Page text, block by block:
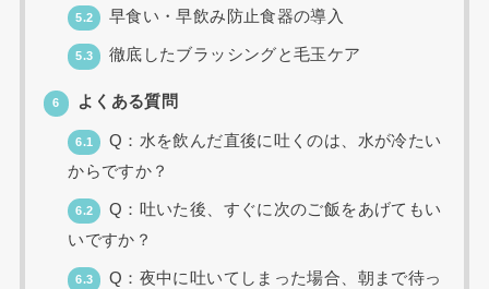
5.2 早食い・早飲み防止食器の導入
5.3 徹底したブラッシングと毛玉ケア
6 よくある質問
6.1
Q：水を飲んだ直後に吐くのは、水が冷たい
からですか？
6.2
Q：吐いた後、すぐに次のご飯をあげてもい
いですか？
6.3
Q：夜中に吐いてしまった場合、朝まで待っ